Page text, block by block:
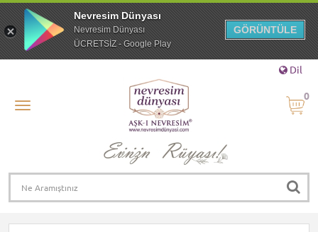
Dil
0
Nevresim Dünyası
Nevresim Dünyası
ÜCRETSİZ - Google Play
GÖRÜNTÜLE